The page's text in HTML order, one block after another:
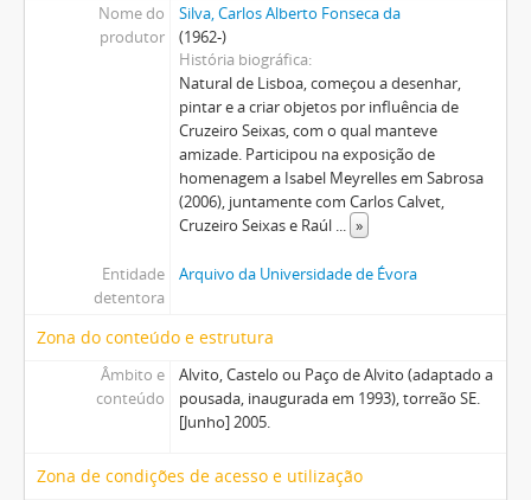
Nome do
produtor
Silva, Carlos Alberto Fonseca da
(1962-)
História biográfica
Natural de Lisboa, começou a desenhar,
pintar e a criar objetos por influência de
Cruzeiro Seixas, com o qual manteve
amizade. Participou na exposição de
homenagem a Isabel Meyrelles em Sabrosa
(2006), juntamente com Carlos Calvet,
Cruzeiro Seixas e Raúl ... »
Entidade
detentora
Arquivo da Universidade de Évora
Zona do conteúdo e estrutura
Âmbito e
conteúdo
Alvito, Castelo ou Paço de Alvito (adaptado a
pousada, inaugurada em 1993), torreão SE.
[Junho] 2005.
Zona de condições de acesso e utilização